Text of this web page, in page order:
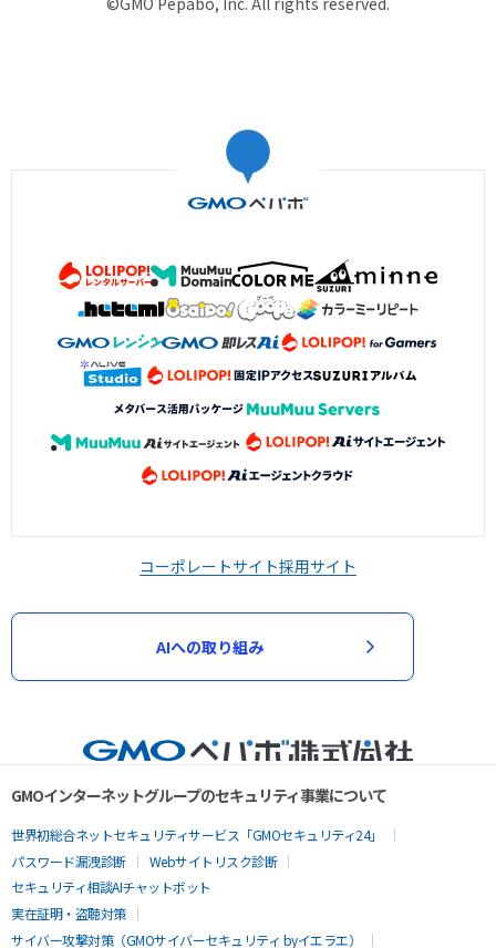
コーポレートサイト採用サイト
AIへの取り組み
GMOインターネットグループのセキュリティ事業について
世界初総合ネットセキュリティサービス「GMOセキュリティ24」
パスワード漏洩診断
Webサイトリスク診断
セキュリティ相談AIチャットボット
実在証明・盗聴対策
サイバー攻撃対策（GMOサイバーセキュリティ byイエラエ）